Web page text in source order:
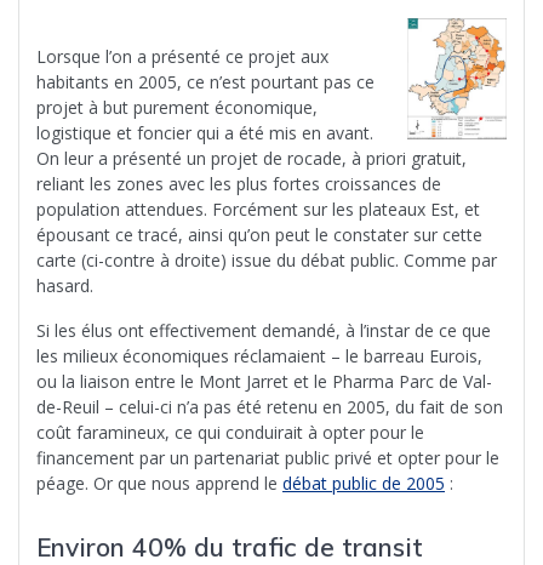
Lorsque l’on a présenté ce projet aux
habitants en 2005, ce n’est pourtant pas ce
projet à but purement économique,
logistique et foncier qui a été mis en avant.
On leur a présenté un projet de rocade, à priori gratuit,
reliant les zones avec les plus fortes croissances de
population attendues. Forcément sur les plateaux Est, et
épousant ce tracé, ainsi qu’on peut le constater sur cette
carte (ci-contre à droite) issue du débat public. Comme par
hasard.
Si les élus ont effectivement demandé, à l’instar de ce que
les milieux économiques réclamaient – le barreau Eurois,
ou la liaison entre le Mont Jarret et le Pharma Parc de Val-
de-Reuil – celui-ci n’a pas été retenu en 2005, du fait de son
coût faramineux, ce qui conduirait à opter pour le
financement par un partenariat public privé et opter pour le
péage. Or que nous apprend le débat public de 2005 :
Environ 40% du trafic de transit